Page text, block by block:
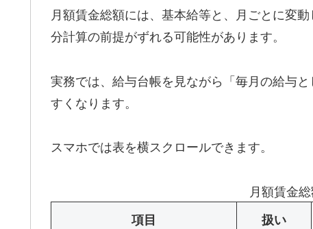
月額賃金総額には、基本給等と、月ごとに変
分計算の前提がずれる可能性があります。
実務では、給与台帳を見ながら「毎月の給与
すくなります。
スマホでは表を横スクロールできます。
月額賃金
項目
扱い